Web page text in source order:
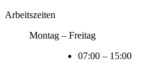
Arbeitszeiten
Montag – Freitag
07:00 – 15:00